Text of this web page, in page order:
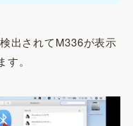
出されてM336が表示
。